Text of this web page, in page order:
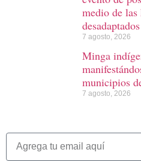
medio de
desadaptados
7 agosto, 2026
Minga
municipios
7 agosto, 2026